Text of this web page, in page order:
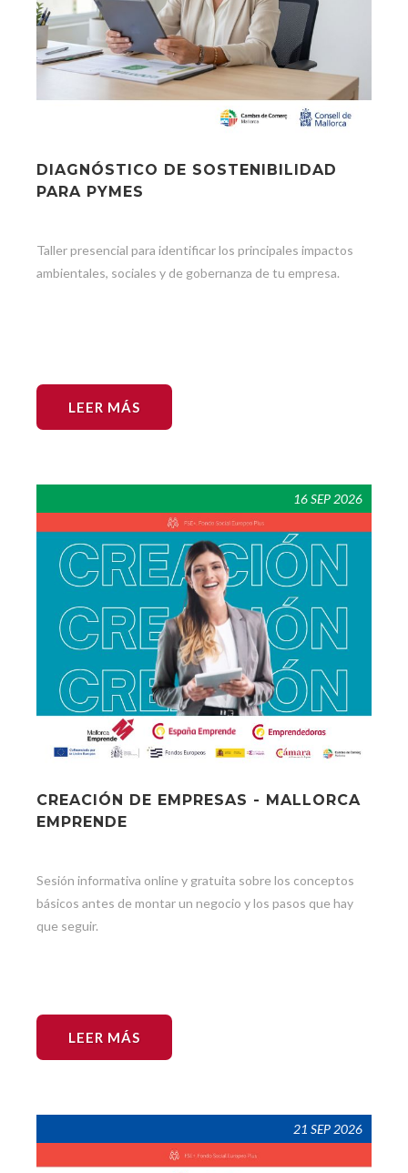
DIAGNÓSTICO DE SOSTENIBILIDAD
PARA PYMES
Taller presencial para identificar los principales impactos
ambientales, sociales y de gobernanza de tu empresa.
LEER MÁS
16 SEP 2026
CREACIÓN DE EMPRESAS - MALLORCA
EMPRENDE
Sesión informativa online y gratuita sobre los conceptos
básicos antes de montar un negocio y los pasos que hay
que seguir.
LEER MÁS
21 SEP 2026